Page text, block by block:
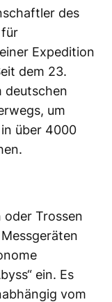
des
für
Expedition
dem 23.
deutschen
um
über 4000
oder Trossen
ein. Es
vom